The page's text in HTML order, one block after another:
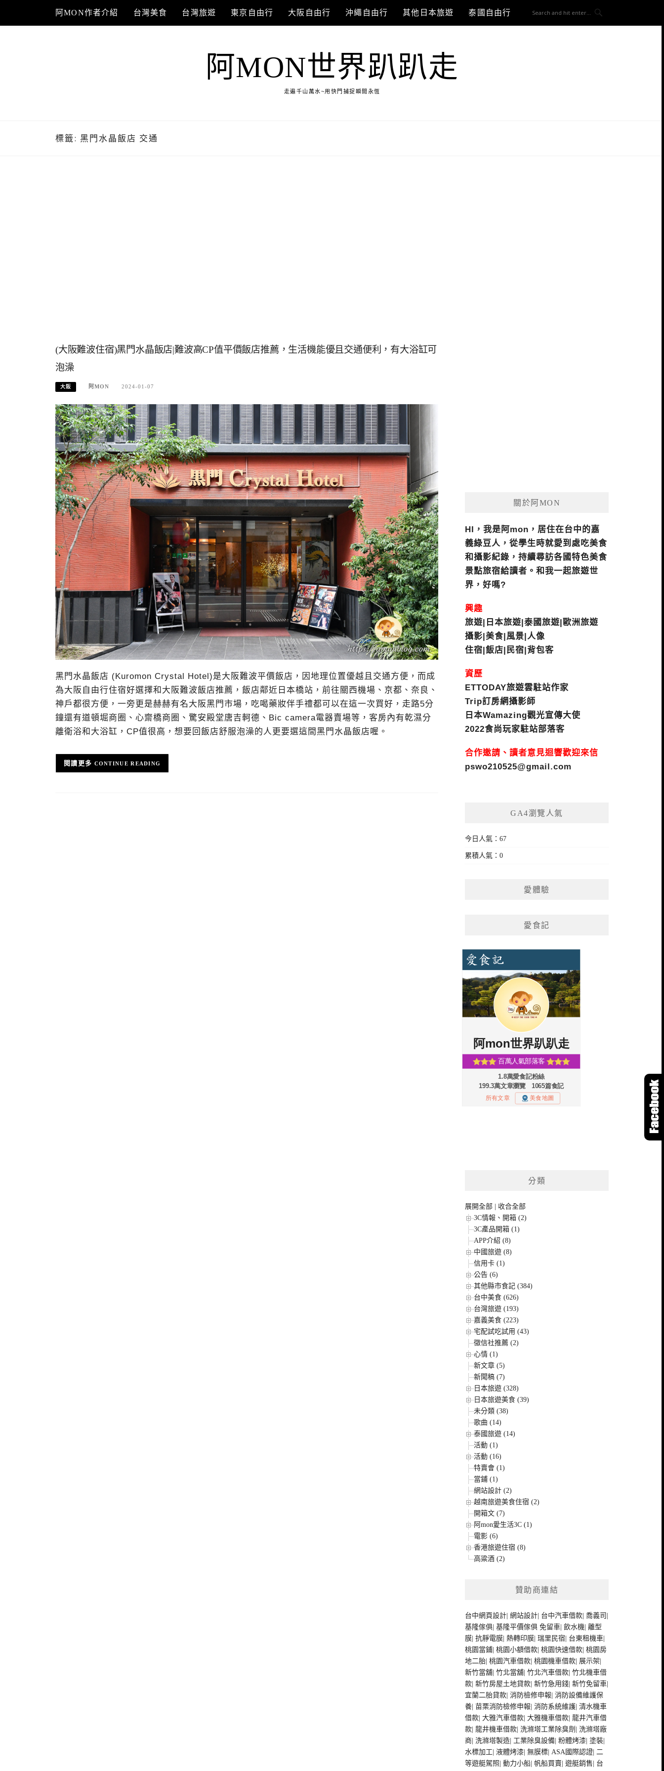
content
阿MON作者介紹 台灣美食 台灣旅遊 東京自由行 大阪自由行 沖繩自由行 其他日本旅遊 泰國自由行
阿MON世界趴趴走
走遍千山萬水~用快門捕捉瞬間永恆
標籤: 黑門水晶飯店 交通
(大阪難波住宿)黑門水晶飯店|難波高CP值平價飯店推薦，生活機能優且交通便利，有大浴缸可
泡澡
大阪 阿MON 2024-01-07
黑門水晶飯店 (Kuromon Crystal Hotel)是大阪難波平價飯店，因地理位置優越且交通方便，而成
為大阪自由行住宿好選擇和大阪難波飯店推薦，飯店鄰近日本橋站，前往關西機場、京都、奈良、
神戶都很方便，一旁更是赫赫有名大阪黑門市場，吃喝藥妝伴手禮都可以在這一次買好，走路5分
鐘還有道頓堀商圈、心齋橋商圈、驚安殿堂唐吉軻德、Bic camera電器賣場等，客房內有乾濕分
離衛浴和大浴缸，CP值很高，想要回飯店舒服泡澡的人更要選這間黑門水晶飯店喔。
CONTINUE READING
關於阿MON
HI，我是阿mon，居住在台中的嘉
義綠豆人，從學生時就愛到處吃美食
和攝影紀錄，持續尋訪各國特色美食
景點旅宿給讀者。和我一起旅遊世
界，好嗎?
興趣
旅遊|日本旅遊|泰國旅遊|歐洲旅遊
攝影|美食|風景|人像
住宿|飯店|民宿|背包客
資歷
ETTODAY旅遊雲駐站作家
Trip訂房網攝影師
日本Wamazing觀光宣傳大使
2022食尚玩家駐站部落客
合作邀請、讀者意見迴響歡迎來信
pswo210525@gmail.com
GA4瀏覽人氣
今日人氣：67
累積人氣：0
愛體驗
愛食記
分類
展開全部
收合全部
3C情報、開箱 (2)
3C產品開箱 (1)
APP介紹 (8)
中國旅遊 (8)
信用卡 (1)
公告 (6)
其他縣市食記 (384)
台中美食 (626)
台灣旅遊 (193)
嘉義美食 (223)
宅配試吃試用 (43)
徵信社推薦 (2)
心情 (1)
新文章 (5)
新聞稿 (7)
日本旅遊 (328)
日本旅遊美食 (39)
未分類 (38)
歌曲 (14)
泰國旅遊 (14)
活動 (1)
活動 (16)
特賣會 (1)
當鋪 (1)
網站設計 (2)
越南旅遊美食住宿 (2)
開箱文 (7)
阿mon愛生活3C (1)
電影 (6)
香港旅遊住宿 (8)
高粱酒 (2)
贊助商連結
台中網頁設計 |網站設計 台中汽車借款 |喬義司
基隆傢俱 |基隆平價傢俱 免留車 |飲水機 |離型
膜 |抗靜電膜 |熱轉印膜 |瑞里民宿 台東租機車
桃園當鋪 |桃園小額借款 |桃園快速借款 |桃園房
地二胎 |桃園汽車借款 |桃園機車借款 展示架
新竹當舖 |竹北當舖 |竹北汽車借款 |竹北機車借
款 |新竹房屋土地貸款 |新竹急用錢 |新竹免留車
宜蘭二胎貸款 |消防檢修申報 |消防設備維護保
養 |苗栗消防檢修申報 |消防系統維護 |清水機車
借款 |大雅汽車借款 |大雅機車借款 |龍井汽車借
款 |龍井機車借款 洗滌塔工業除臭劑
洗滌塔廠
商 洗滌塔製造 工業除臭設備 |粉體烤漆 |塗裝
水標加工 |液體烤漆 |無膜標 |ASA國際認證 |二
等遊艇駕照 |動力小船 帆船買賣 |遊艇銷售 台